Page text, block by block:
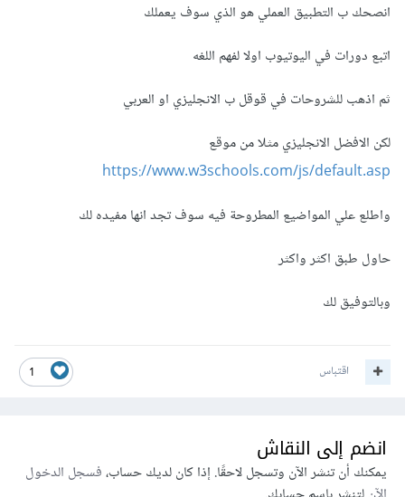
انصحك ب التطبيق العملي هو الذي سوف يعملك
اتبع دورات في اليوتيوب اولا لفهم اللغه
ثم اذهب للشروحات في قوقل ب الانجليزي او العربي
لكن الافضل الانجليزي مثلا من موقع
https://www.w3schools.com/js/default.asp
واطلع علي المواضيع المطروحة فيه سوف تجد انها مفيده لك
حاول طبق اكثر واكثر
وبالتوفيق لك
1 اقتباس
انضم إلى النقاش
يمكنك أن تنشر الآن وتسجل لاحقًا. إذا كان لديك حساب،فسجل الدخول